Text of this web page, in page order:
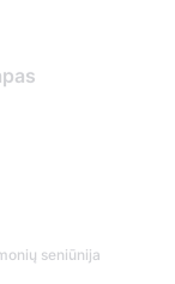
seniūnija